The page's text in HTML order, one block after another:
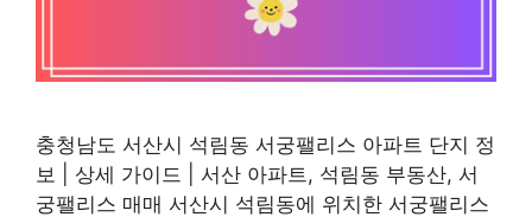
충청남도 서산시 석림동 서궁팰리스 아파트 단지 정
보 | 상세 가이드 | 서산 아파트, 석림동 부동산, 서
궁팰리스 매매 서산시 석림동에 위치한 서궁팰리스